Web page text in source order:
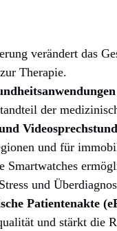
verändert das
Therapie.
der
und für
Smartwatches
und
Patientenakte
und stärkt die